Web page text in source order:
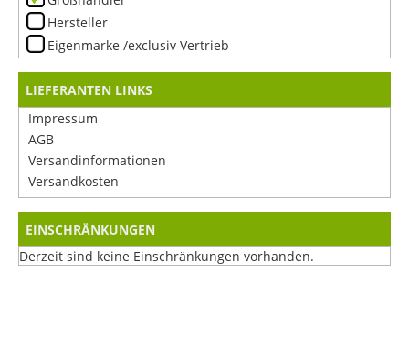
Hersteller
Eigenmarke /exclusiv Vertrieb
LIEFERANTEN LINKS
Impressum
AGB
Versandinformationen
Versandkosten
EINSCHRÄNKUNGEN
Derzeit sind keine Einschränkungen vorhanden.